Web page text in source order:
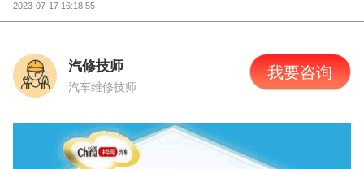
2023-07-17 16:18:55
汽修技师
汽车维修技师
我要咨询